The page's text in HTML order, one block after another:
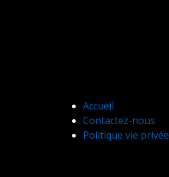
Accueil
Contactez-nous
Politique vie privée